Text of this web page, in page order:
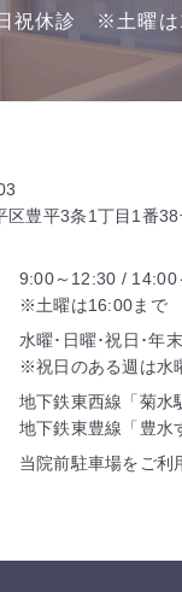
祝休診 ※土曜は
区豊平3条1丁目1番
9:00～12:30 / 14:00
※土曜は16:00まで
水曜･日曜･祝日･年
※祝日のある週は水
地下鉄東西線「菊水
地下鉄東豊線「豊水
当院前駐車場をご利